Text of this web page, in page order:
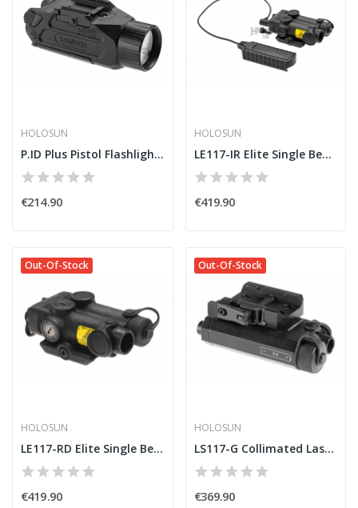
HOLOSUN
P.ID Plus Pistol Flashlight / Green Laser...
€214.90
HOLOSUN
LE117-IR Elite Single Beam Laser IR [Holosun]
€419.90
Out-Of-Stock
HOLOSUN
LE117-RD Elite Single Beam Laser Red [Holosun]
€419.90
Out-Of-Stock
HOLOSUN
LS117-G Collimated Laser Green [Holosun]
€369.90